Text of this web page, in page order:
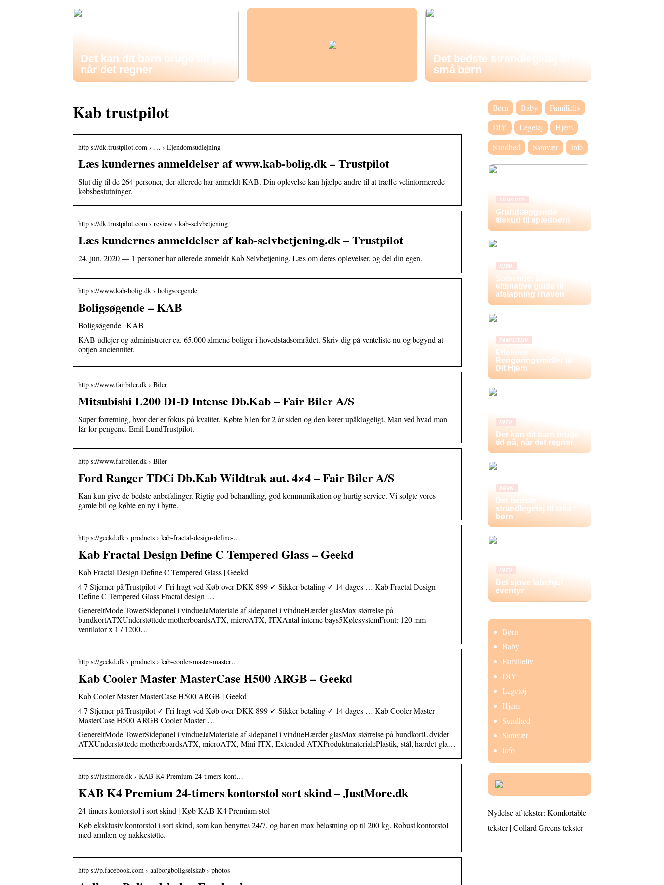
Det kan dit barn bruge tid på,
når det regner
Det bedste strandlegetøj til
små børn
Kab trustpilot
http s://dk.trustpilot.com › … › Ejendomsudlejning
Læs kundernes anmeldelser af www.kab-bolig.dk – Trustpilot
Slut dig til de 264 personer, der allerede har anmeldt KAB. Din oplevelse kan hjælpe andre til at træffe velinformerede
købsbeslutninger.
http s://dk.trustpilot.com › review › kab-selvbetjening
Læs kundernes anmeldelser af kab-selvbetjening.dk – Trustpilot
24. jun. 2020 — 1 personer har allerede anmeldt Kab Selvbetjening. Læs om deres oplevelser, og del din egen.
http s://www.kab-bolig.dk › boligsoegende
Boligsøgende – KAB
Boligsøgende | KAB
KAB udlejer og administrerer ca. 65.000 almene boliger i hovedstadsområdet. Skriv dig på venteliste nu og begynd at
optjen anciennitet.
http s://www.fairbiler.dk › Biler
Mitsubishi L200 DI-D Intense Db.Kab – Fair Biler A/S
Super forretning, hvor der er fokus på kvalitet. Købte bilen for 2 år siden og den kører upåklageligt. Man ved hvad man
får for pengene. Emil LundTrustpilot.
http s://www.fairbiler.dk › Biler
Ford Ranger TDCi Db.Kab Wildtrak aut. 4×4 – Fair Biler A/S
Kan kun give de bedste anbefalinger. Rigtig god behandling, god kommunikation og hurtig service. Vi solgte vores
gamle bil og købte en ny i bytte.
http s://geekd.dk › products › kab-fractal-design-define-…
Kab Fractal Design Define C Tempered Glass – Geekd
Kab Fractal Design Define C Tempered Glass | Geekd
4.7 Stjerner på Trustpilot ✓ Fri fragt ved Køb over DKK 899 ✓ Sikker betaling ✓ 14 dages … Kab Fractal Design
Define C Tempered Glass Fractal design …
GenereltModelTowerSidepanel i vindueJaMateriale af sidepanel i vindueHærdet glasMax størrelse på
bundkortATXUnderstøttede motherboardsATX, microATX, ITXAntal interne bays5KølesystemFront: 120 mm
ventilator x 1 / 1200…
http s://geekd.dk › products › kab-cooler-master-master…
Kab Cooler Master MasterCase H500 ARGB – Geekd
Kab Cooler Master MasterCase H500 ARGB | Geekd
4.7 Stjerner på Trustpilot ✓ Fri fragt ved Køb over DKK 899 ✓ Sikker betaling ✓ 14 dages … Kab Cooler Master
MasterCase H500 ARGB Cooler Master …
GenereltModelTowerSidepanel i vindueJaMateriale af sidepanel i vindueHærdet glasMax størrelse på bundkortUdvidet
ATXUnderstøttede motherboardsATX, microATX, Mini-ITX, Extended ATXProduktmaterialePlastik, stål, hærdet gla…
http s://justmore.dk › KAB-K4-Premium-24-timers-kont…
KAB K4 Premium 24-timers kontorstol sort skind – JustMore.dk
24-timers kontorstol i sort skind | Køb KAB K4 Premium stol
Køb eksklusiv kontorstol i sort skind, som kan benyttes 24/7, og har en max belastning op til 200 kg. Robust kontorstol
med armlæn og nakkestøtte.
http s://p.facebook.com › aalborgboligselskab › photos
Børn Baby
Familieliv
DIY
Legetøj
Hjem
Sundhed
Samvær Info
SUNDHED
Grundlæggende
tilskud til spædbørn
HJEM
Solsenge: Den
ultimative guide til
afslapning i haven
FAMILIELIV
Effektive
Rengøringsmidler til
Dit Hjem
INFO
Det kan dit barn bruge
tid på, når det regner
BØRN
Det bedste
strandlegetøj til små
børn
INFO
Det sjove løbehjul
eventyr
Børn
Baby
Familieliv
DIY
Legetøj
Hjem
Sundhed
Samvær
Info
Nydelse af tekster: Komfortable
tekster | Collard Greens tekster